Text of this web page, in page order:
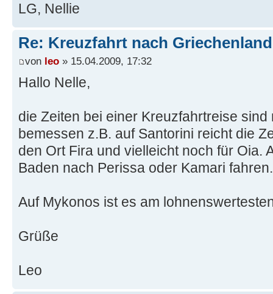
LG, Nellie
Re: Kreuzfahrt nach Griechenland
von leo » 15.04.2009, 17:32
Hallo Nelle,
die Zeiten bei einer Kreuzfahrtreise
bemessen z.B. auf Santorini reicht die
den Ort Fira und vielleicht noch für Oia.
Baden nach Perissa oder Kamari fahren.
Auf Mykonos ist es am
Grüße
Leo